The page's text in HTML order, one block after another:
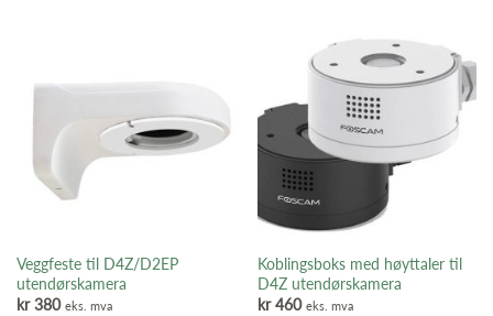
Veggfeste til D4Z/D2EP
utendørskamera
kr380 eks. mva
Koblingsboks med høyttaler til
D4Z utendørskamera
kr460 eks. mva